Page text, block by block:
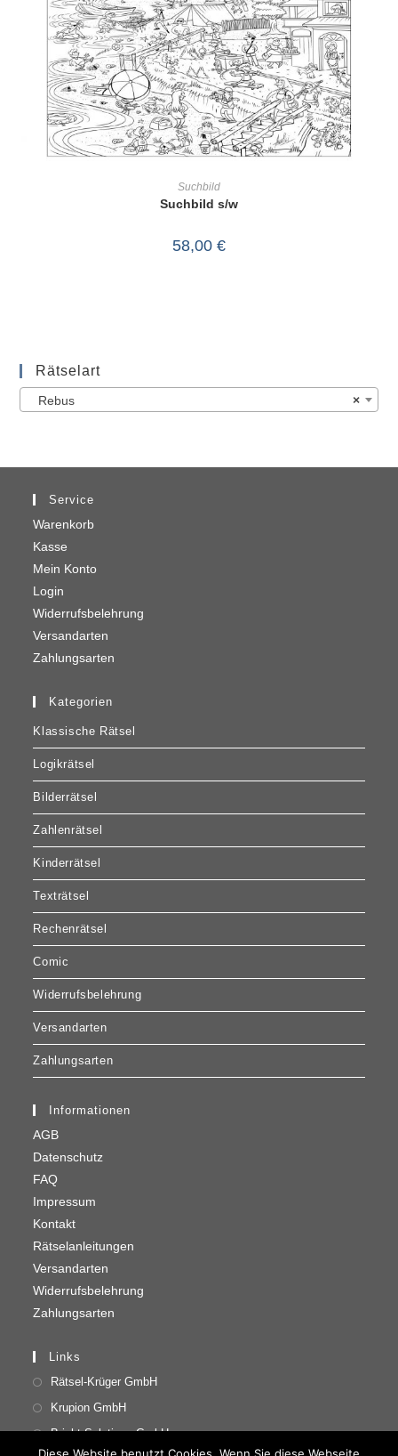
Suchbild
Suchbild s/w
58,00 €
Rätselart
×
Rebus
Service
Warenkorb
Kasse
Mein Konto
Login
Widerrufsbelehrung
Versandarten
Zahlungsarten
Kategorien
Klassische Rätsel
Logikrätsel
Bilderrätsel
Zahlenrätsel
Kinderrätsel
Texträtsel
Rechenrätsel
Comic
Widerrufsbelehrung
Versandarten
Zahlungsarten
Informationen
AGB
Datenschutz
FAQ
Impressum
Kontakt
Rätselanleitungen
Versandarten
Widerrufsbelehrung
Zahlungsarten
Links
Rätsel-Krüger GmbH
Krupion GmbH
Bright Solutions GmbH